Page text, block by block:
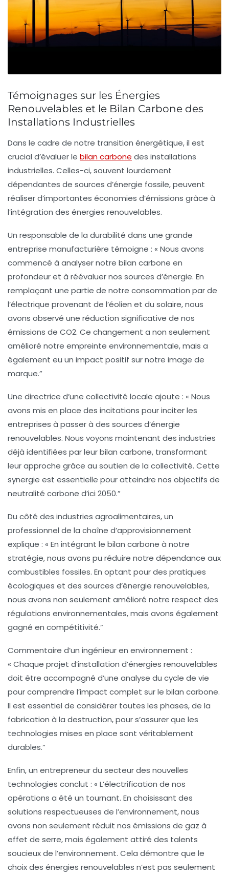
Témoignages sur les Énergies
Renouvelables et le Bilan Carbone des
Installations Industrielles
Dans le cadre de notre transition énergétique, il est
crucial d’évaluer le bilan carbone des installations
industrielles. Celles-ci, souvent lourdement
dépendantes de sources d’énergie fossile, peuvent
réaliser d’importantes économies d’émissions grâce à
l’intégration des énergies renouvelables.
Un responsable de la durabilité dans une grande
entreprise manufacturière témoigne : « Nous avons
commencé à analyser notre bilan carbone en
profondeur et à réévaluer nos sources d’énergie. En
remplaçant une partie de notre consommation par de
l’électrique provenant de l’éolien et du solaire, nous
avons observé une réduction significative de nos
émissions de CO2. Ce changement a non seulement
amélioré notre empreinte environnementale, mais a
également eu un impact positif sur notre image de
marque.”
Une directrice d’une collectivité locale ajoute : « Nous
avons mis en place des incitations pour inciter les
entreprises à passer à des sources d’énergie
renouvelables. Nous voyons maintenant des industries
déjà identifiées par leur bilan carbone, transformant
leur approche grâce au soutien de la collectivité. Cette
synergie est essentielle pour atteindre nos objectifs de
neutralité carbone d’ici 2050.”
Du côté des industries agroalimentaires, un
professionnel de la chaîne d’approvisionnement
explique : « En intégrant le bilan carbone à notre
stratégie, nous avons pu réduire notre dépendance aux
combustibles fossiles. En optant pour des pratiques
écologiques et des sources d’énergie renouvelables,
nous avons non seulement amélioré notre respect des
régulations environnementales, mais avons également
gagné en compétitivité.”
Commentaire d’un ingénieur en environnement :
« Chaque projet d’installation d’énergies renouvelables
doit être accompagné d’une analyse du cycle de vie
pour comprendre l’impact complet sur le bilan carbone.
Il est essentiel de considérer toutes les phases, de la
fabrication à la destruction, pour s’assurer que les
technologies mises en place sont véritablement
durables.”
Enfin, un entrepreneur du secteur des nouvelles
technologies conclut : « L’électrification de nos
opérations a été un tournant. En choisissant des
solutions respectueuses de l’environnement, nous
avons non seulement réduit nos émissions de gaz à
effet de serre, mais également attiré des talents
soucieux de l’environnement. Cela démontre que le
choix des énergies renouvelables n’est pas seulement